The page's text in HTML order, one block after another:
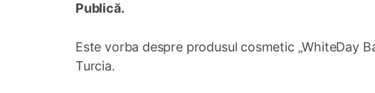
Publică.
Este vorba despre produsul cosmetic „WhiteDay
Turcia.